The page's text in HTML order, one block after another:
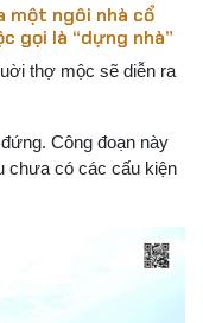
một ngôi nhà cổ
gọi là “dựng nhà”
thợ mộc sẽ diễn ra
Công đoạn này
chưa có các cấu kiện